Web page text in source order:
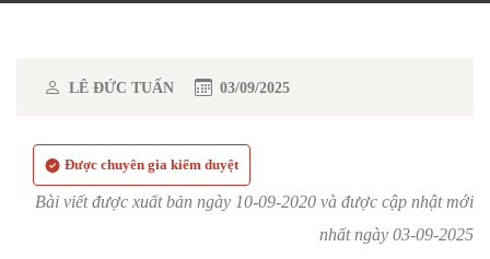
LÊ ĐỨC TUẤN 03/09/2025
Được chuyên gia kiểm duyệt
Bài viết được xuất bản ngày 10-09-2020 và được cập nhật mới
nhất ngày 03-09-2025